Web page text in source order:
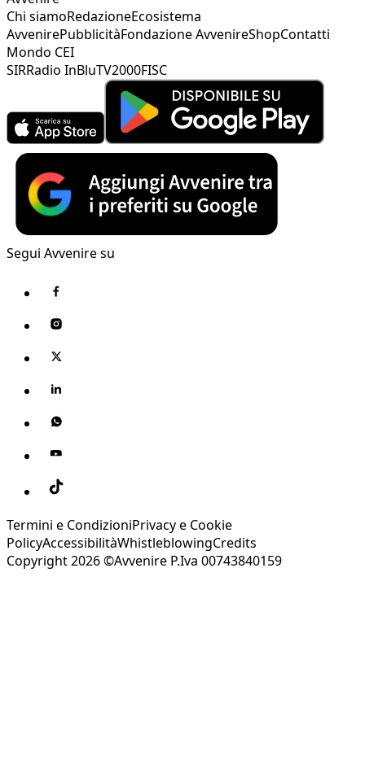
Chi siamoRedazioneEcosistema
AvvenirePubblicitàFondazione AvvenireShopContatti
Mondo CEI
SIRRadio InBluTV2000FISC
Segui Avvenire su
Termini e CondizioniPrivacy e Cookie
PolicyAccessibilitàWhistleblowingCredits
Copyright 2026 ©Avvenire P.Iva 00743840159